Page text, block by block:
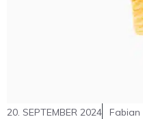
20. SEPTEMBER 2024 Fabian